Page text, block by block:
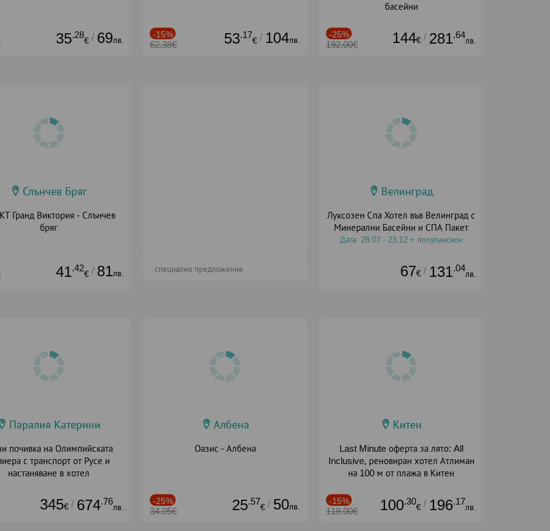
35.28
€ / 69лв.
-15%
62.38€ 53.17
€ / 104лв.
басейни
-25%
192.00€ 144€ / 281.64
лв.
Слънчев Бряг
Гранд Виктория - Слънчев
бряг
41.42
€ / 81лв. специално предложение
Велинград
Луксозен Спа Хотел във Велинград с
Минерални Басейни и СПА Пакет
Дата: 28.07 - 23.12 + полупансион
67€ / 131.04
лв.
Паралия Катерини
почивка на Олимпийската
с транспорт от Русе и
настаняване в хотел
345€ / 674.76
лв.
Албена
Оазис - Албена
-25%
34.05€ 25.57
€ / 50лв.
Китен
Last Minute оферта за лято: All
Inclusive, реновиран хотел Атлиман
на 100 м от плажа в Китен
-15%
118.00€ 100.30
€ / 196.17
лв.